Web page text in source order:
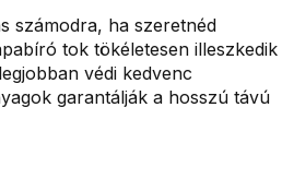
számodra, ha szeretnéd
tok tökéletesen illeszkedik
védi kedvenc
garantálják a hosszú távú